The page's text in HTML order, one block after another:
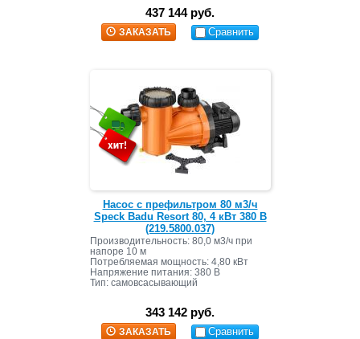
• Размер ячейки корзины префильтра
около 3.4 х 3.2 мм
437 144 руб.
ЗАКАЗАТЬ Сравнить
Насос с префильтром 80 м3/ч
Speck Badu Resort 80, 4 кВт 380 В
(219.5800.037)
Производительность: 80,0 м3/ч при
напоре 10 м
Потребляемая мощность: 4,80 кВт
Напряжение питания: 380 В
Тип: самовсасывающий
343 142 руб.
ЗАКАЗАТЬ Сравнить